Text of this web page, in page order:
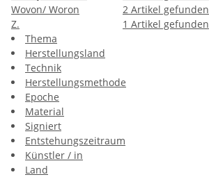
Wovon/ Woron
2 Artikel gefunden
Z.
1 Artikel gefunden
Thema
Herstellungsland
Technik
Herstellungsmethode
Epoche
Material
Signiert
Entstehungszeitraum
Künstler / in
Land